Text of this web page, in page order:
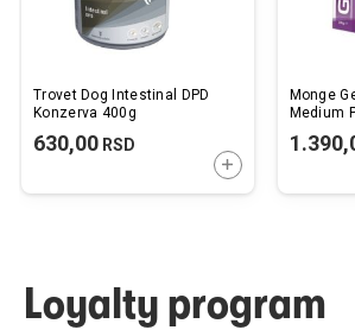
Trovet Dog Intestinal DPD
Konzerva 400g
630,00 RSD
DODAJTE U
Monge
Medium
Loyalty program